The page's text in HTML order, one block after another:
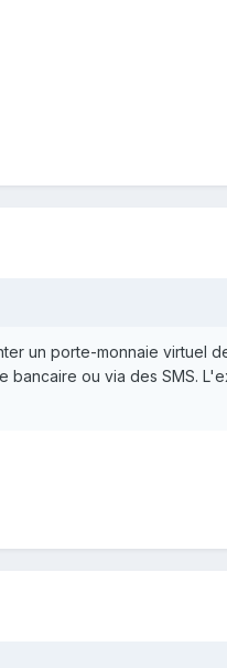
un porte-monnaie virtuel
ou via des SMS.